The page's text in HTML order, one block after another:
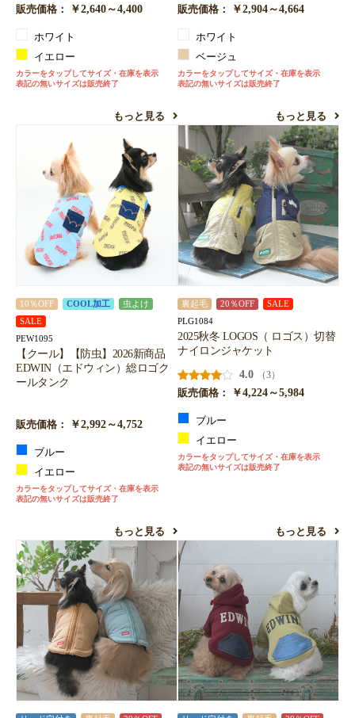
販売価格：
￥2,640～4,400
ホワイト
イエロー
カラーをタップしてサイズ・在庫を表示
表記の無いサイズは販売終了
もっと見る
販売価格：
￥2,904～4,664
ホワイト
ベージュ
カラーをタップしてサイズ・在庫を表示
表記の無いサイズは販売終了
もっと見る
10％OFF COOL加工
虫よけ
SALE
PEW1095
【クール】【防虫】2026新商品
EDWIN（エドウィン）総ロゴク
ールタンク
販売価格： ￥2,992～4,752
ブルー
イエロー
カラーをタップしてサイズ・在庫を表示
表記の無いサイズは販売終了
もっと見る
裏起毛 20％OFF SALE
PLG1084
2025秋冬 LOGOS（ ロゴス）切替
ナイロンジャケット
4.0
（3）
販売価格：
￥4,224～5,984
ブルー
イエロー
カラーをタップしてサイズ・在庫を表示
表記の無いサイズは販売終了
もっと見る